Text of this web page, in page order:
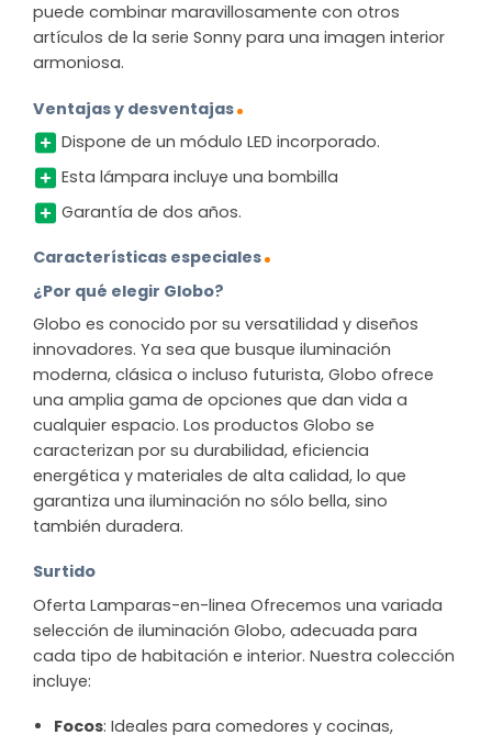
puede combinar maravillosamente con otros
artículos de la serie Sonny para una imagen interior
armoniosa.
Ventajas y desventajas
Dispone de un módulo LED incorporado.
Esta lámpara incluye una bombilla
Garantía de dos años.
Características especiales
¿Por qué elegir Globo?
Globo es conocido por su versatilidad y diseños
innovadores. Ya sea que busque iluminación
moderna, clásica o incluso futurista, Globo ofrece
una amplia gama de opciones que dan vida a
cualquier espacio. Los productos Globo se
caracterizan por su durabilidad, eficiencia
energética y materiales de alta calidad, lo que
garantiza una iluminación no sólo bella, sino
también duradera.
Surtido
Oferta Lamparas-en-linea Ofrecemos una variada
selección de iluminación Globo, adecuada para
cada tipo de habitación e interior. Nuestra colección
incluye:
Focos: Ideales para comedores y cocinas,